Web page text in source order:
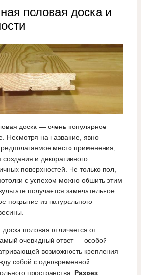
половая доска и
доска — очень популярное
Несмотря на название, явно
место применения,
и декоративного
поверхностей. Не только пол,
с успехом можно обшить этим
получается замечательное
покрытие из натурального
половая отличается от
очевидный ответ — особой
возможность крепления
собой с одновременной
пространства. Разрез